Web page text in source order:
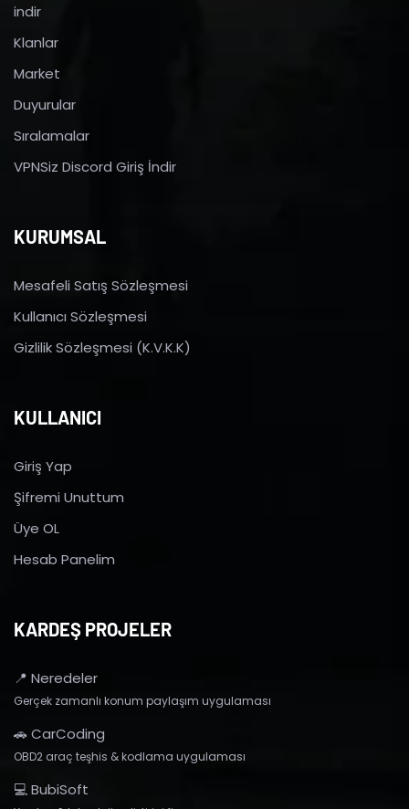
indir
Klanlar
Market
Duyurular
Sıralamalar
VPNSiz Discord Giriş İndir
KURUMSAL
Mesafeli Satış Sözleşmesi
Kullanıcı Sözleşmesi
Gizlilik Sözleşmesi (K.V.K.K)
KULLANICI
Giriş Yap
Şifremi Unuttum
Üye OL
Hesab Panelim
KARDEŞ PROJELER
📍 Neredeler
Gerçek zamanlı konum paylaşım uygulaması
🚗 CarCoding
OBD2 araç teşhis & kodlama uygulaması
💻 BubiSoft